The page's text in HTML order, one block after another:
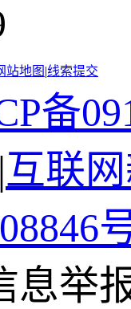
站地图 |线索提交
备
|互联
举